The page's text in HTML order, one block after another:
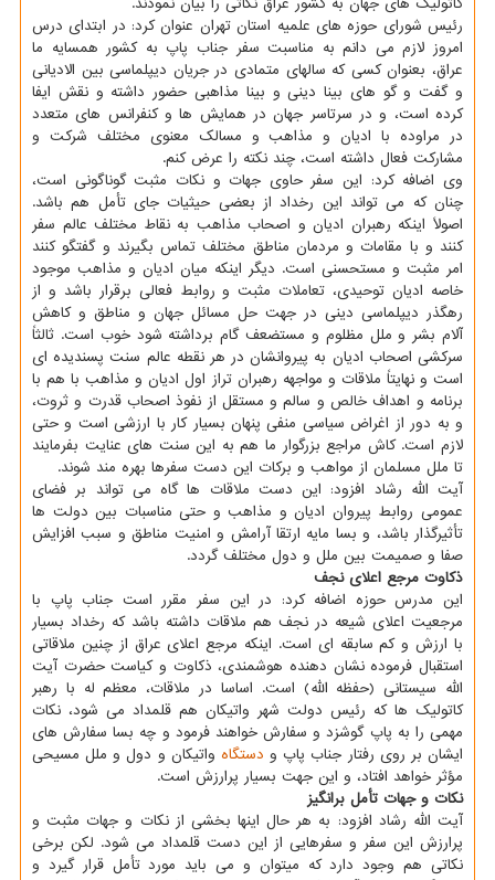
رئیس شورای حوزه های علمیه استان تهران عنوان کرد: در ابتدای درس
امروز لازم می دانم به مناسبت سفر جناب پاپ به کشور همسایه ما
عراق، بعنوان کسی که سالهای متمادی در جریان دیپلماسی بین الادیانی
و گفت و گو های بینا دینی و بینا مذاهبی حضور داشته و نقش ایفا
کرده است، و در سرتاسر جهان در همایش ها و کنفرانس های متعدد
در مراوده با ادیان و مذاهب و مسالک معنوی مختلف شرکت و
مشارکت فعال داشته است، چند نکته را عرض کنم.
وی اضافه کرد: این سفر حاوی جهات و نکات مثبت گوناگونی است،
چنان که می تواند این رخداد از بعضی حیثیات جای تأمل هم باشد.
اصولاً اینکه رهبران ادیان و اصحاب مذاهب به نقاط مختلف عالم سفر
کنند و با مقامات و مردمان مناطق مختلف تماس بگیرند و گفتگو کنند
امر مثبت و مستحسنی است. دیگر اینکه میان ادیان و مذاهب موجود
خاصه ادیان توحیدی، تعاملات مثبت و روابط فعالی برقرار باشد و از
رهگذر دیپلماسی دینی در جهت حل مسائل جهان و مناطق و کاهش
آلام بشر و ملل مظلوم و مستضعف گام برداشته شود خوب است. ثالثاً
سرکشی اصحاب ادیان به پیروانشان در هر نقطه عالم سنت پسندیده ای
است و نهایتاً ملاقات و مواجهه رهبران تراز اول ادیان و مذاهب با هم با
برنامه و اهداف خالص و سالم و مستقل از نفوذ اصحاب قدرت و ثروت،
و به دور از اغراض سیاسی منفی پنهان بسیار کار با ارزشی است و حتی
لازم است. کاش مراجع بزرگوار ما هم به این سنت های عنایت بفرمایند
تا ملل مسلمان از مواهب و برکات این دست سفرها بهره مند شوند.
آیت الله رشاد افزود: این دست ملاقات ها گاه می تواند بر فضای
عمومی روابط پیروان ادیان و مذاهب و حتی مناسبات بین دولت ها
تأثیرگذار باشد، و بسا مایه ارتقا آرامش و امنیت مناطق و سبب افزایش
صفا و صمیمت بین ملل و دول مختلف گردد.
ذکاوت مرجع اعلای نجف
این مدرس حوزه اضافه کرد: در این سفر مقرر است جناب پاپ با
مرجعیت اعلای شیعه در نجف هم ملاقات داشته باشد که رخداد بسیار
با ارزش و کم سابقه ای است. اینکه مرجع اعلای عراق از چنین ملاقاتی
استقبال فرموده نشان دهنده هوشمندی، ذکاوت و کیاست حضرت آیت
الله سیستانی (حفظه الله) است. اساسا در ملاقات، معظم له با رهبر
کاتولیک ها که رئیس دولت شهر واتیکان هم قلمداد می شود، نکات
مهمی را به پاپ گوشزد و سفارش خواهند فرمود و چه بسا سفارش های
ایشان بر روی رفتار جناب پاپ و دستگاه واتیکان و دول و ملل مسیحی
مؤثر خواهد افتاد، و این جهت بسیار پرارزش است.
نکات و جهات تأمل برانگیز
آیت الله رشاد افزود: به هر حال اینها بخشی از نکات و جهات مثبت و
پرارزش این سفر و سفرهایی از این دست قلمداد می شود. لکن برخی
نکاتی هم وجود دارد که میتوان و می باید مورد تأمل قرار گیرد و